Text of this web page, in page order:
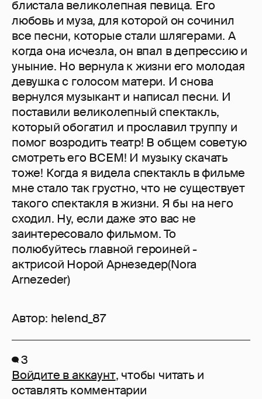
блистала великолепная певица. Его
любовь и муза, для которой он сочинил
все песни, которые стали шлягерами. А
когда она исчезла, он впал в депрессию и
уныние. Но вернула к жизни его молодая
девушка с голосом матери. И снова
вернулся музыкант и написал песни. И
поставили великолепный спектакль,
который обогатил и прославил труппу и
помог возродить театр! В общем советую
смотреть его ВСЕМ! И музыку скачать
тоже! Когда я видела спектакль в фильме
мне стало так грустно, что не существует
такого спектакля в жизни. Я бы на него
сходил. Ну, если даже это вас не
заинтересовало фильмом. То
полюбуйтесь главной героиней -
актрисой Норой Арнезедер(Nora
Arnezeder)
Автор: helend_87
3
Войдите в аккаунт, чтобы читать и
оставлять комментарии